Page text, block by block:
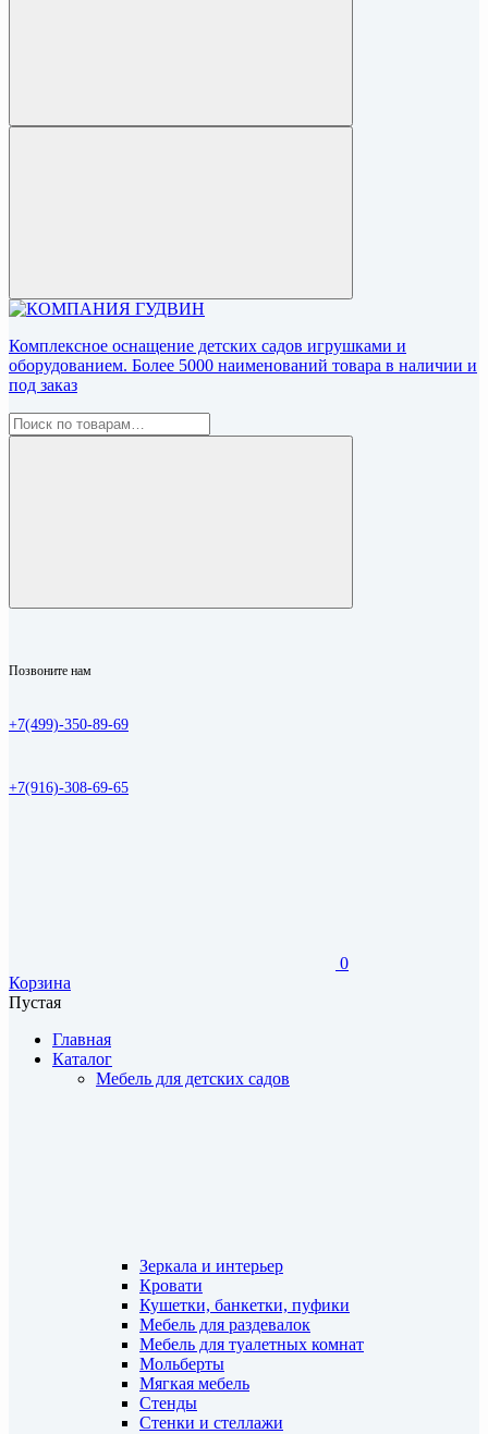
Комплексное оснащение детских садов игрушками и
оборудованием. Более 5000 наименований товара в наличии и
под заказ
Позвоните нам
+7(499)-350-89-69
+7(916)-308-69-65
0
Корзина
Пустая
Главная
Каталог
Мебель для детских садов
Зеркала и интерьер
Кровати
Кушетки, банкетки, пуфики
Мебель для раздевалок
Мебель для туалетных комнат
Мольберты
Мягкая мебель
Стенды
Стенки и стеллажи